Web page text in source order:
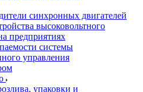
синхронных двигателей
высоковольтного
предприятиях
системы
управления
упаковки и